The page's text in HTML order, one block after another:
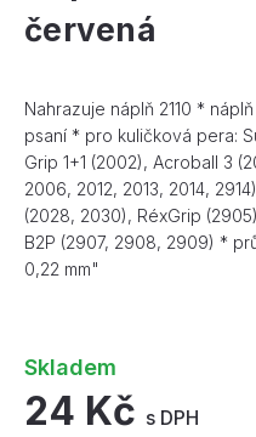
červená
Nahrazuje náplň 2110 *
psaní * pro kuličková pera:
Grip 1+1 (2002), Acroball 3
2006, 2012, 2013, 2014,
(2028, 2030), RéxGrip
B2P (2907, 2908, 2909) *
0,22 mm"
Skladem
24 Kč s DPH